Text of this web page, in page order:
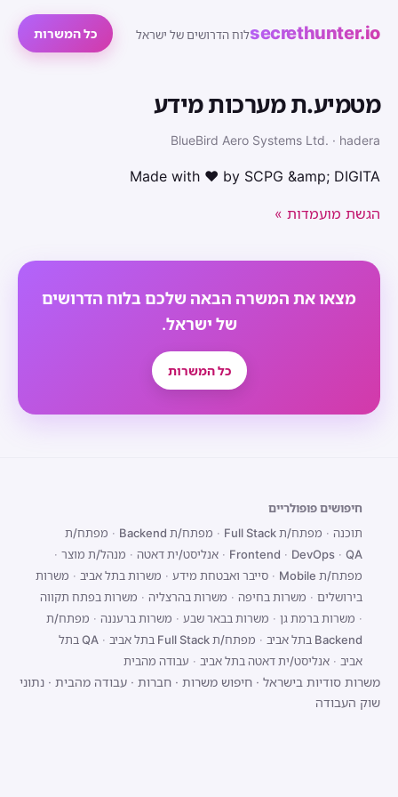
secrethunter.ioלוח הדרושים של ישראל כל המשרות
מטמיע.ת מערכות מידע
BlueBird Aero Systems Ltd. · hadera
Made with ❤ by SCPG &amp; DIGITA
הגשת מועמדות »
מצאו את המשרה הבאה שלכם בלוח הדרושים
של ישראל.
כל המשרות
חיפושים פופולריים
תוכנה · מפתח/ת Full Stack · מפתח/ת Backend · מפתח/ת
Frontend · DevOps · QA
· אנליסט/ית דאטה · מנהל/ת מוצר ·
מפתח/ת Mobile
· סייבר ואבטחת מידע · משרות בתל אביב · משרות
בירושלים · משרות בחיפה · משרות בהרצליה · משרות בפתח תקווה
· משרות ברמת גן · משרות בבאר שבע · משרות ברעננה · מפתח/ת
Backend בתל אביב
· מפתח/ת Full Stack בתל אביב ·
QA בתל
אביב · אנליסט/ית דאטה בתל אביב · עבודה מהבית
משרות סודיות בישראל · חיפוש משרות · חברות · עבודה מהבית · נתוני
שוק העבודה